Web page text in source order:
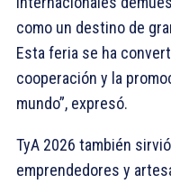
como un destino de
Esta feria se ha
cooperación y la
mundo”, expresó.
TyA 2026 también
emprendedores y